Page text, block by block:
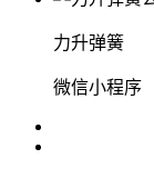
力升弹簧
微信小程序